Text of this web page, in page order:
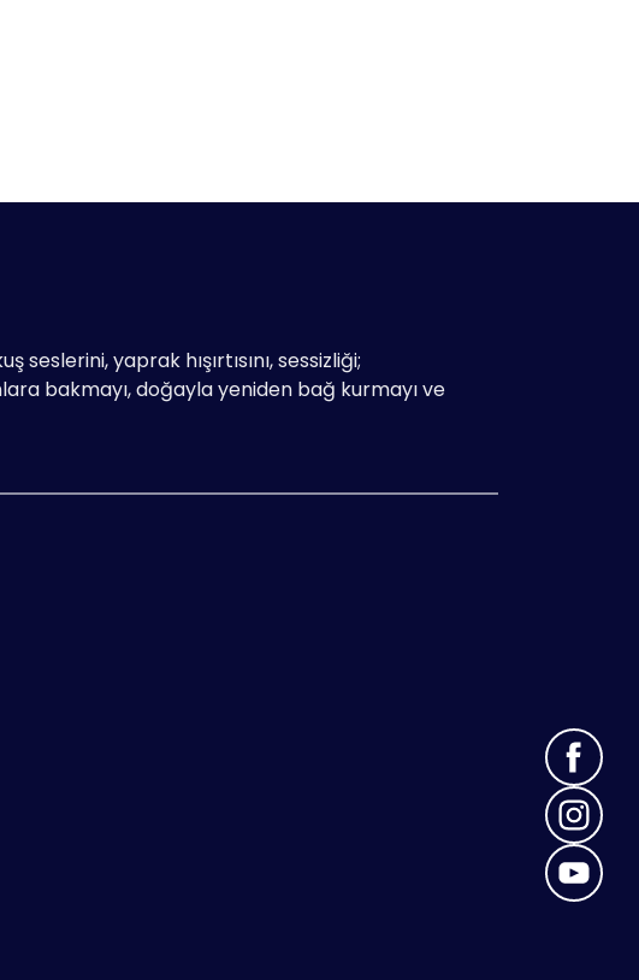
seslerini, yaprak hışırtısını, sessizliği;
bakmayı, doğayla yeniden bağ kurmayı ve